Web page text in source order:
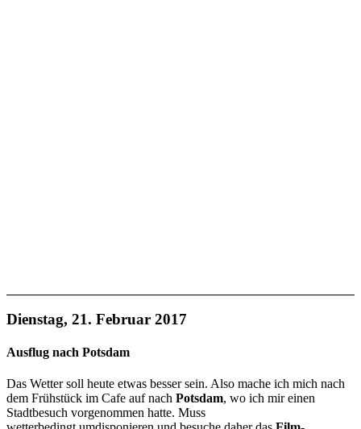
Dienstag, 21. Februar 2017
Ausflug nach Potsdam
Das Wetter soll heute etwas besser sein. Also mache ich mich nach
dem Frühstück im Cafe auf nach Potsdam, wo ich mir einen
Stadtbesuch vorgenommen hatte. Muss